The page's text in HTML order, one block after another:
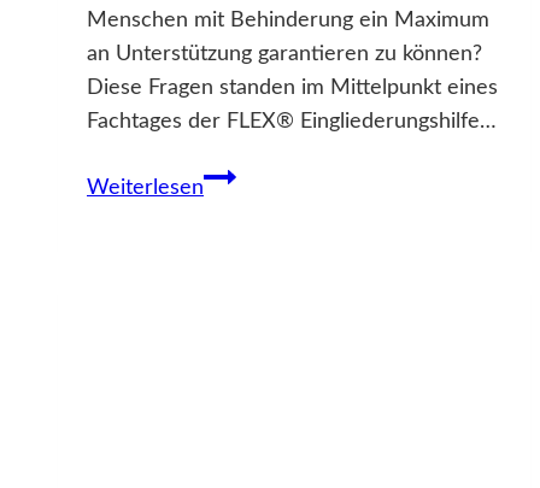
Menschen mit Behinderung ein Maximum
an Unterstützung garantieren zu können?
Diese Fragen standen im Mittelpunkt eines
Fachtages der FLEX® Eingliederungshilfe…
Weiterlesen
Neues